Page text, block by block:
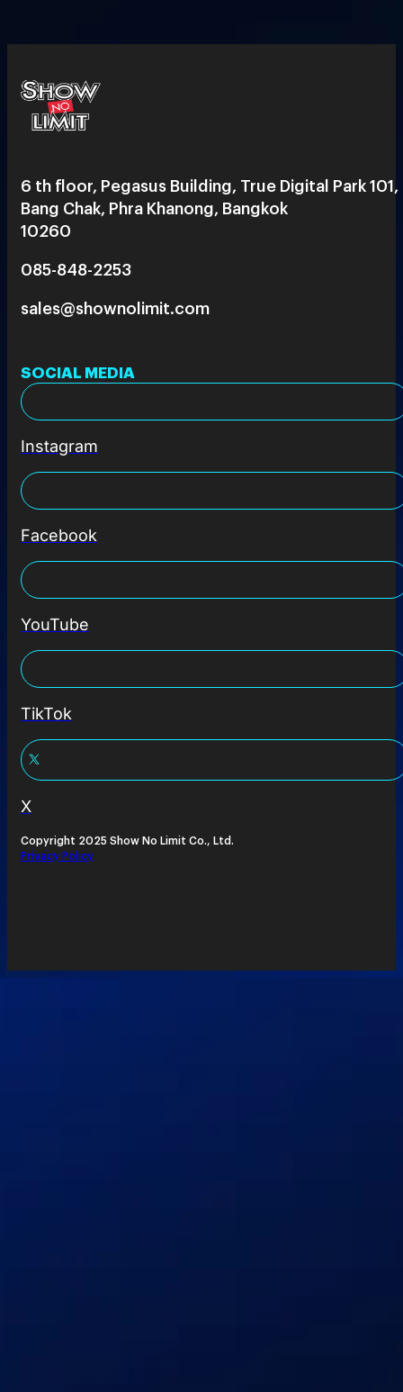
6 th floor, Pegasus Building, True Digital Park 101,
Bang Chak, Phra Khanong, Bangkok
10260
085-848-2253
sales@shownolimit.com
SOCIAL MEDIA
Instagram
Facebook
YouTube
TikTok
X
Copyright 2025 Show No Limit Co., Ltd.
Privacy Policy